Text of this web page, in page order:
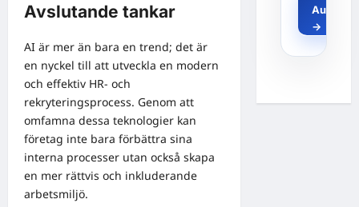
Avslutande tankar
AI är mer än bara en trend; det är
en nyckel till att utveckla en modern
och effektiv HR- och
rekryteringsprocess. Genom att
omfamna dessa teknologier kan
företag inte bara förbättra sina
interna processer utan också skapa
en mer rättvis och inkluderande
arbetsmiljö.
→